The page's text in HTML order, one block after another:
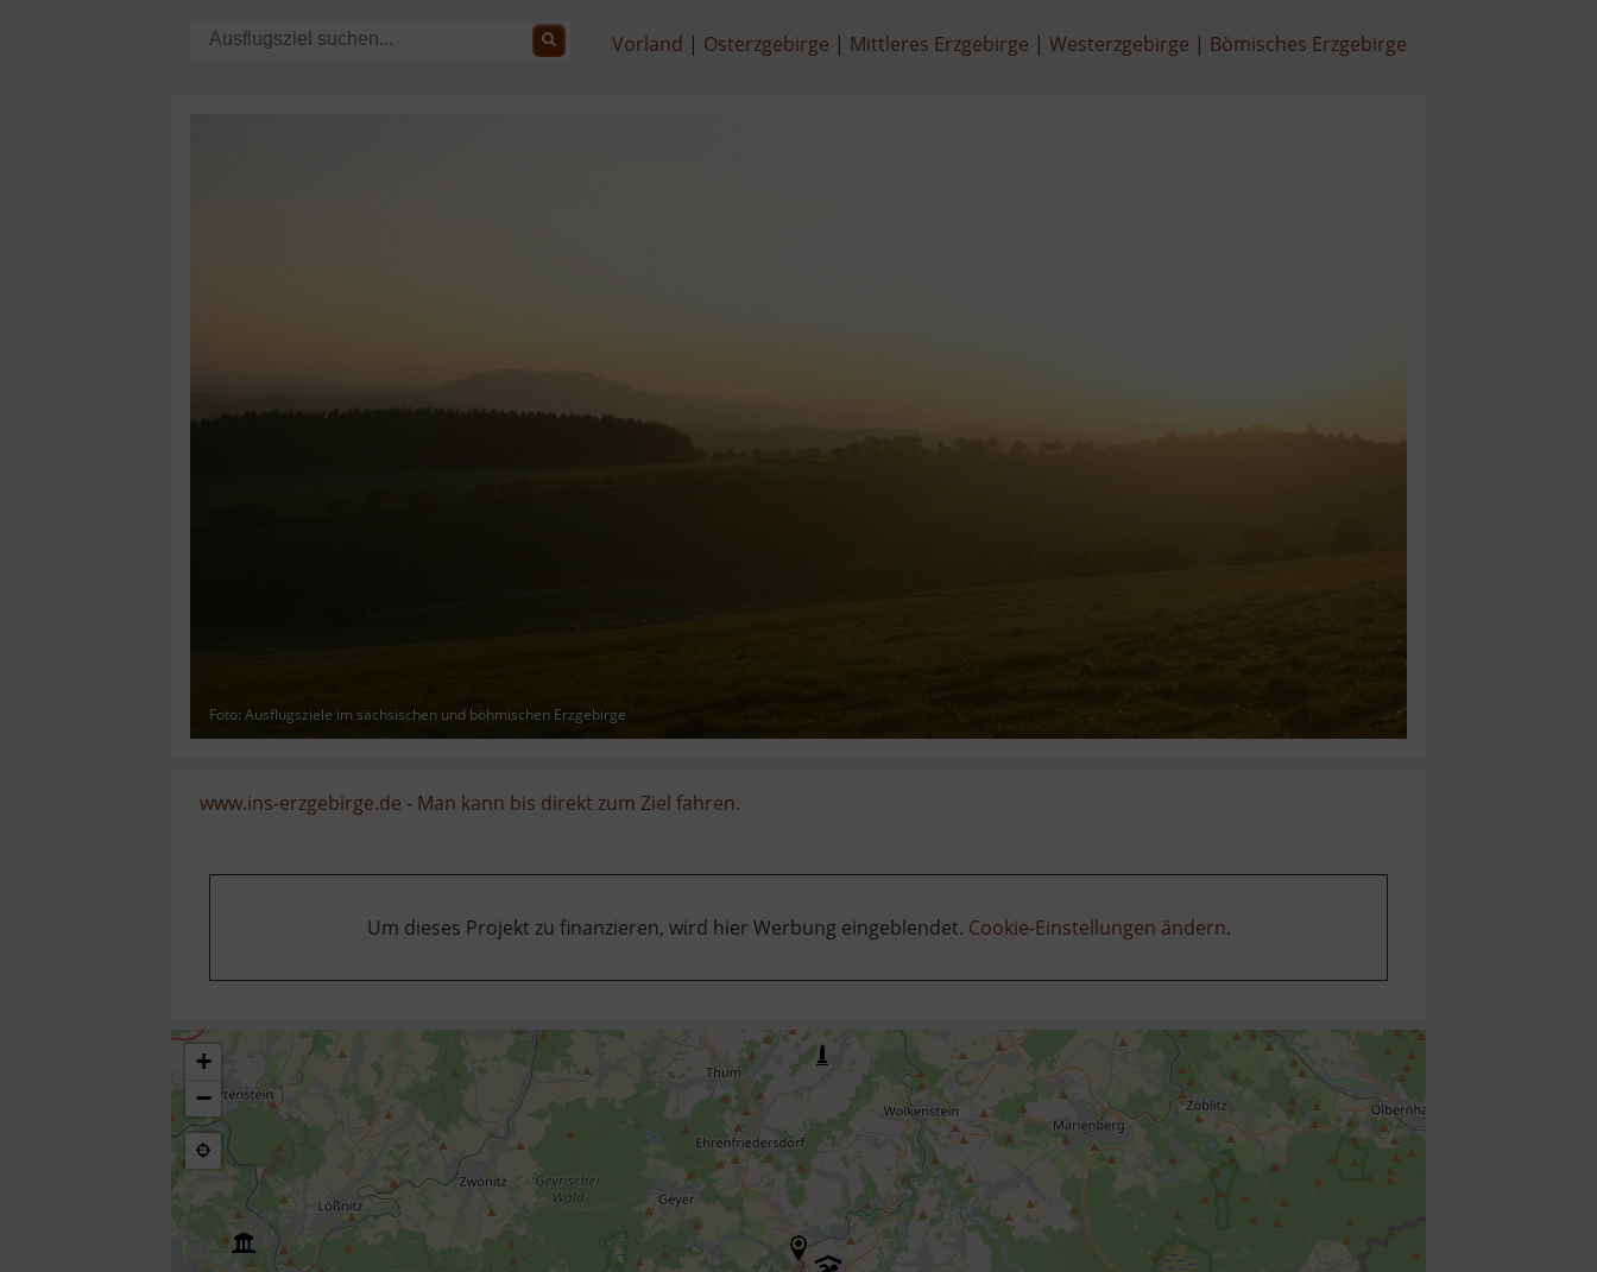
Vorland Osterzgebirge Mittleres Erzgebirge Westerzgebirge Bömisches Erzgebirge
Foto: Ausflugsziele im sächsischen und böhmischen Erzgebirge
www.ins-erzgebirge.de - Man kann bis direkt zum Ziel fahren.
Um dieses Projekt zu finanzieren, wird hier Werbung eingeblendet. Cookie-Einstellungen ändern.
+
−